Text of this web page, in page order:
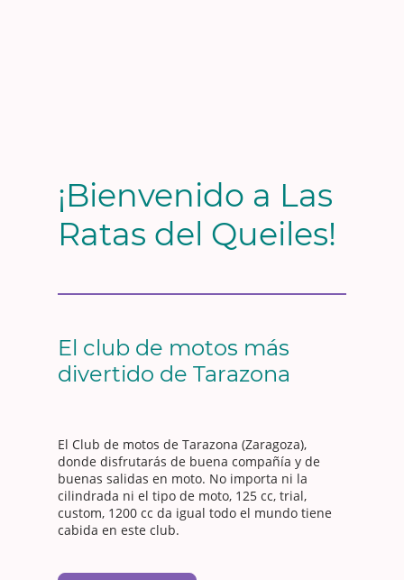
¡Bienvenido a Las
Ratas del Queiles!
El club de motos más
divertido de Tarazona
El Club de motos de Tarazona (Zaragoza),
donde disfrutarás de buena compañía y de
buenas salidas en moto. No importa ni la
cilindrada ni el tipo de moto, 125 cc, trial,
custom, 1200 cc da igual todo el mundo tiene
cabida en este club.